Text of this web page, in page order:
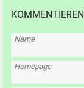
KOMMENTIEREN
Name
Homepage